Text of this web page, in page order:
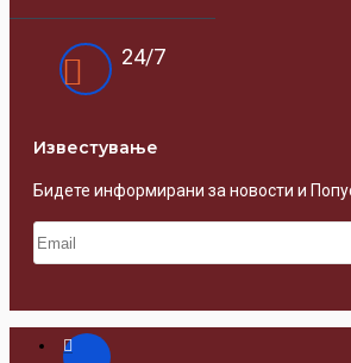
24/7
Известувањe
Бидете информирани за новости и